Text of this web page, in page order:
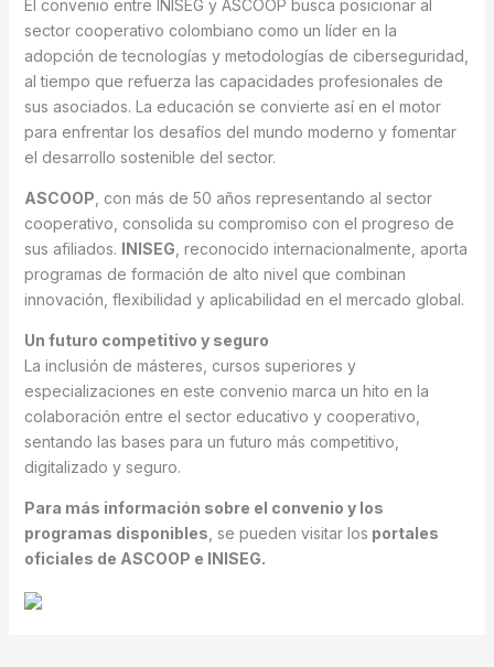
El convenio entre INISEG y ASCOOP busca posicionar al
sector cooperativo colombiano como un líder en la
adopción de tecnologías y metodologías de ciberseguridad,
al tiempo que refuerza las capacidades profesionales de
sus asociados. La educación se convierte así en el motor
para enfrentar los desafíos del mundo moderno y fomentar
el desarrollo sostenible del sector.
ASCOOP , con más de 50 años representando al sector
cooperativo, consolida su compromiso con el progreso de
sus afiliados. INISEG , reconocido internacionalmente, aporta
programas de formación de alto nivel que combinan
innovación, flexibilidad y aplicabilidad en el mercado global.
Un futuro competitivo y seguro
La inclusión de másteres, cursos superiores y
especializaciones en este convenio marca un hito en la
colaboración entre el sector educativo y cooperativo,
sentando las bases para un futuro más competitivo,
digitalizado y seguro.
Para más información sobre el convenio y los
programas disponibles , se pueden visitar los portales
oficiales de ASCOOP e INISEG.